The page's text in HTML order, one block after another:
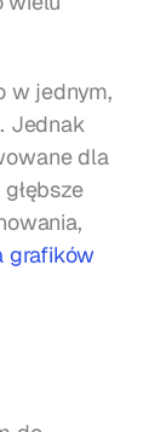
w jednym,
Jednak
dla
grafików